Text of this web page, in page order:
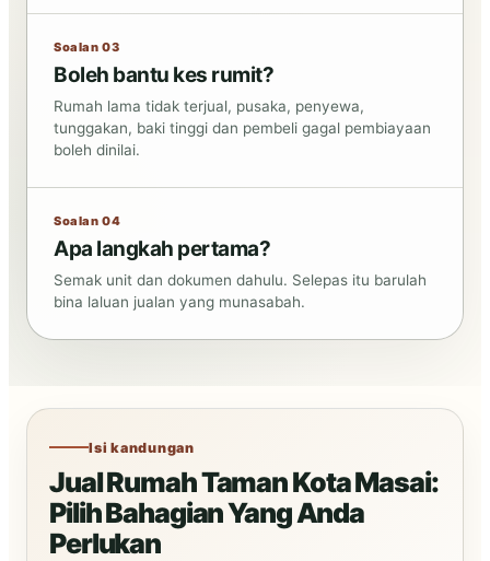
Soalan 03
Boleh bantu kes rumit?
Rumah lama tidak terjual, pusaka, penyewa,
tunggakan, baki tinggi dan pembeli gagal pembiayaan
boleh dinilai.
Soalan 04
Apa langkah pertama?
Semak unit dan dokumen dahulu. Selepas itu barulah
bina laluan jualan yang munasabah.
Isi kandungan
Jual Rumah Taman Kota Masai:
Pilih Bahagian Yang Anda
Perlukan